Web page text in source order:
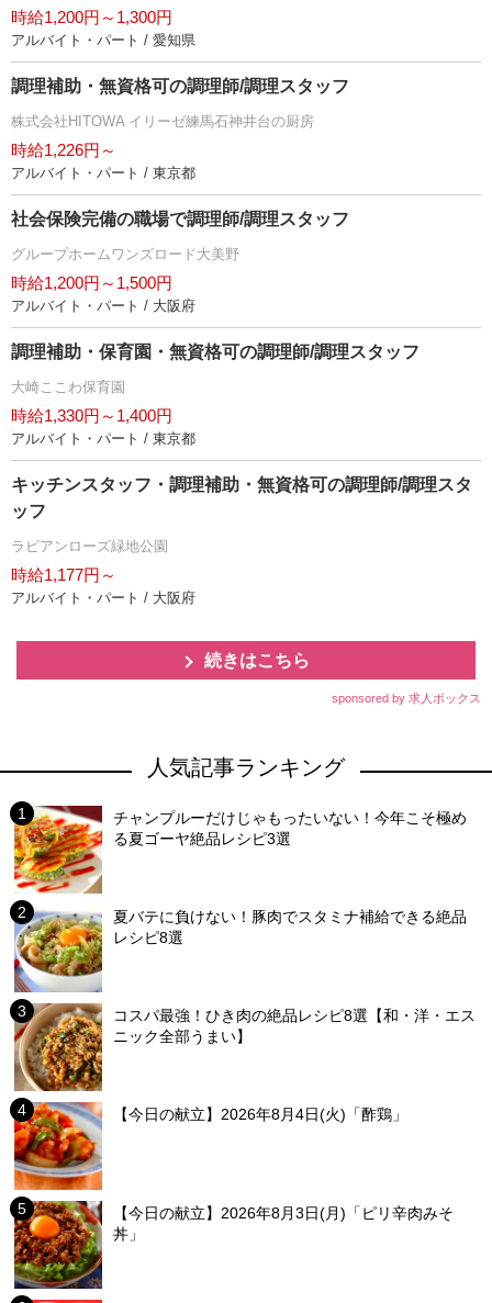
時給1,200円～1,300円
アルバイト・パート / 愛知県
調理補助・無資格可の調理師/調理スタッフ
株式会社HITOWA イリーゼ練馬石神井台の厨房
時給1,226円～
アルバイト・パート / 東京都
社会保険完備の職場で調理師/調理スタッフ
グループホームワンズロード大美野
時給1,200円～1,500円
アルバイト・パート / 大阪府
調理補助・保育園・無資格可の調理師/調理スタッフ
大崎ここわ保育園
時給1,330円～1,400円
アルバイト・パート / 東京都
キッチンスタッフ・調理補助・無資格可の調理師/調理スタ
ッフ
ラビアンローズ緑地公園
時給1,177円～
アルバイト・パート / 大阪府
続きはこちら
sponsored by 求人ボックス
人気記事ランキング
チャンプルーだけじゃもったいない！今年こそ極め
る夏ゴーヤ絶品レシピ3選
夏バテに負けない！豚肉でスタミナ補給できる絶品
レシピ8選
コスパ最強！ひき肉の絶品レシピ8選【和・洋・エス
ニック全部うまい】
【今日の献立】2026年8月4日(火)「酢鶏」
【今日の献立】2026年8月3日(月)「ピリ辛肉みそ
丼」